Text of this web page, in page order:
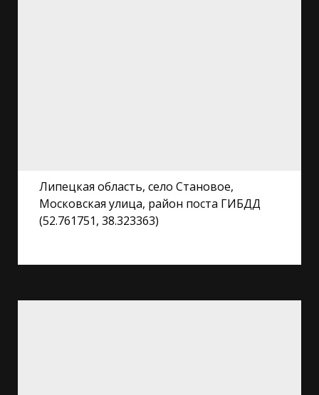
Липецкая область, село Становое,
Московская улица, район поста ГИБДД
(52.761751, 38.323363)